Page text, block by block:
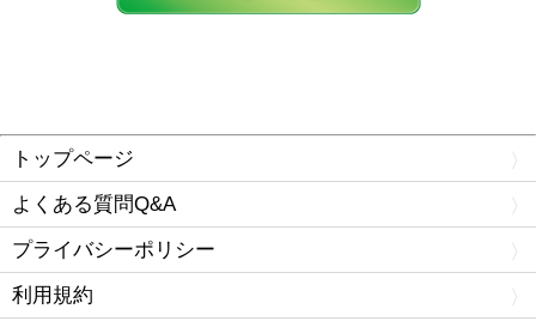
トップページ
よくある質問Q&A
プライバシーポリシー
利用規約